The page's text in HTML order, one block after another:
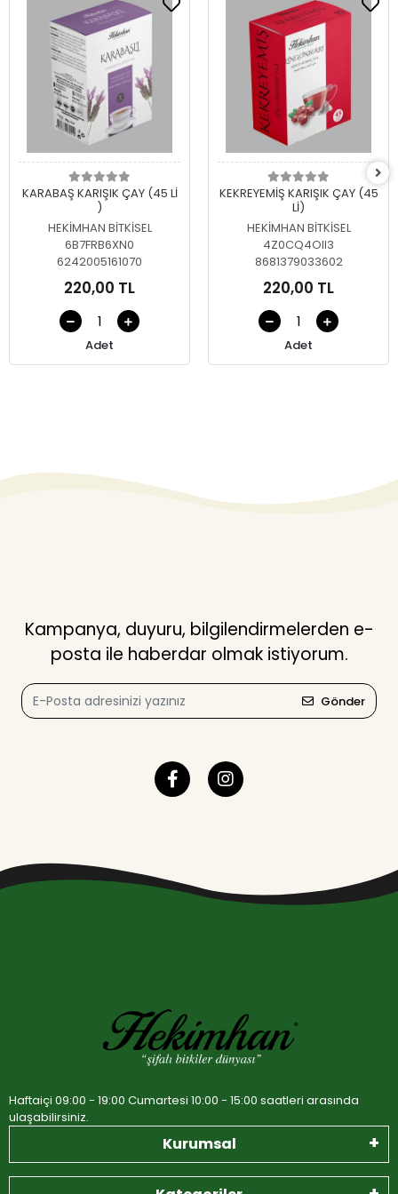
Sepete Ekle
KARABAŞ KARIŞIK ÇAY (45 Lİ
)
HEKİMHAN BİTKİSEL
6B7FRB6XN0
6242005161070
220,00 TL
Adet
Sepete Ekle
KEKREYEMİŞ KARIŞIK ÇAY (45
Lİ)
HEKİMHAN BİTKİSEL
4Z0CQ4OII3
8681379033602
220,00 TL
Adet
Kampanya, duyuru, bilgilendirmelerden e-
posta ile haberdar olmak istiyorum.
Gönder
Haftaiçi 09:00 - 19:00 Cumartesi 10:00 - 15:00 saatleri arasında
ulaşabilirsiniz.
Kurumsal